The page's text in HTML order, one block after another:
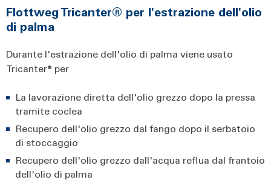
Flottweg Tricanter® per l'estrazione dell'olio
di palma
Durante l'estrazione dell'olio di palma viene usato
Tricanter® per
La lavorazione diretta dell'olio grezzo dopo la pressa
tramite coclea
Recupero dell'olio grezzo dal fango dopo il serbatoio
di stoccaggio
Recupero dell'olio grezzo dall'acqua reflua dal frantoio
dell'olio di palma